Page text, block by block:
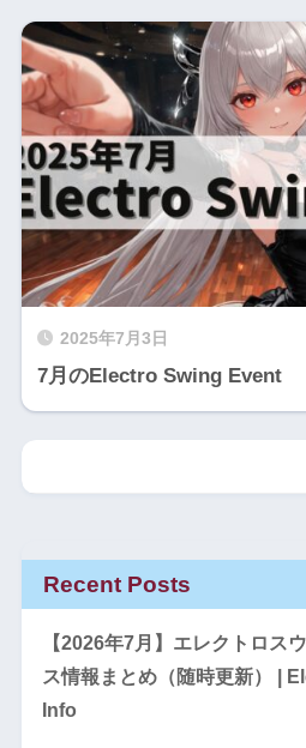
2025年7月3日
7月のElectro Swing Event
Recent Posts
【2026年7月】エレクトロス
ス情報まとめ（随時更新） |
Info